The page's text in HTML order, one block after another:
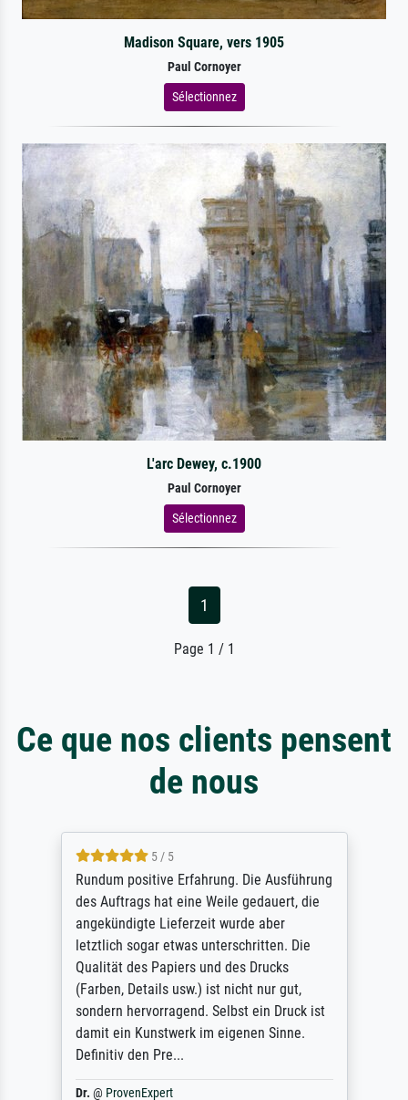
Madison Square, vers 1905
Paul Cornoyer
Sélectionnez
L'arc Dewey, c.1900
Paul Cornoyer
Sélectionnez
1
Page 1 / 1
Ce que nos clients pensent
de nous
5 / 5
Rundum positive Erfahrung. Die Ausführung
des Auftrags hat eine Weile gedauert, die
angekündigte Lieferzeit wurde aber
letztlich sogar etwas unterschritten. Die
Qualität des Papiers und des Drucks
(Farben, Details usw.) ist nicht nur gut,
sondern hervorragend. Selbst ein Druck ist
damit ein Kunstwerk im eigenen Sinne.
Definitiv den Pre...
Dr. @ ProvenExpert